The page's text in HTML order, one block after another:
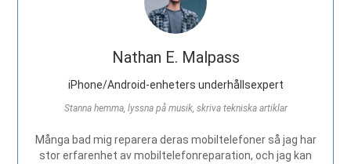
Nathan E. Malpass
iPhone/Android-enheters underhållsexpert
Stanna hemma, lyssna på musik, skriva tekniska artiklar
Många bad mig reparera deras mobiltelefoner så jag har
stor erfarenhet av mobiltelefonreparation, och jag kan